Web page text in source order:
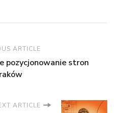
ARTICLE
pozycjonowanie stron
ARTICLE